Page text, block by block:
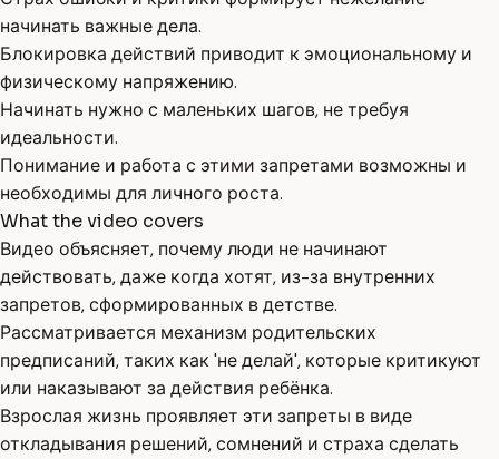
начинать важные дела.
Блокировка действий приводит к эмоциональному и
физическому напряжению.
Начинать нужно с маленьких шагов, не требуя
идеальности.
Понимание и работа с этими запретами возможны и
необходимы для личного роста.
What the video covers
Видео объясняет, почему люди не начинают
действовать, даже когда хотят, из-за внутренних
запретов, сформированных в детстве.
Рассматривается механизм родительских
предписаний, таких как 'не делай', которые критикуют
или наказывают за действия ребёнка.
Взрослая жизнь проявляет эти запреты в виде
откладывания решений, сомнений и страха сделать